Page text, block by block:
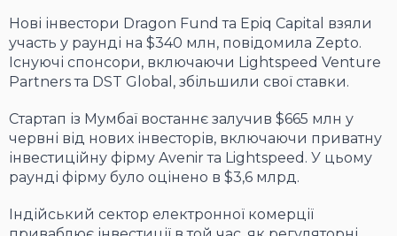
Нові інвестори Dragon Fund та Epiq Capital взяли
участь у раунді на $340 млн, повідомила Zepto.
Існуючі спонсори, включаючи Lightspeed Venture
Partners та DST Global, збільшили свої ставки.
Стартап із Мумбаї востаннє залучив $665 млн у
червні від нових інвесторів, включаючи приватну
інвестиційну фірму Avenir та Lightspeed. У цьому
раунді фірму було оцінено в $3,6 млрд.
Індійський сектор електронної комерції